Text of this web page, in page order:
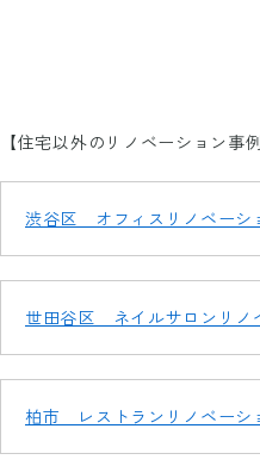
【住宅以外のリノベーション事例
渋谷区 オフィスリノベーシ
世田谷区 ネイルサロンリノ
柏市 レストランリノベーシ